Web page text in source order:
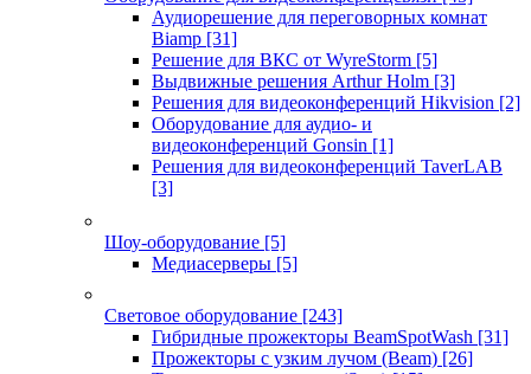
Аудиорешение для переговорных комнат
Biamp [31]
Решение для ВКС от WyreStorm [5]
Выдвижные решения Arthur Holm [3]
Решения для видеоконференций Hikvision [2]
Оборудование для аудио- и
видеоконференций Gonsin [1]
Решения для видеоконференций TaverLAB
[3]
Шоу-оборудование [5]
Медиасерверы [5]
Световое оборудование [243]
Гибридные прожекторы BeamSpotWash [31]
Прожекторы с узким лучом (Beam) [26]